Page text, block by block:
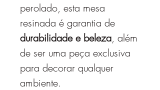
perolado, esta mesa
resinada é garantia de
durabilidade e beleza, além
de ser uma peça exclusiva
para decorar qualquer
ambiente.